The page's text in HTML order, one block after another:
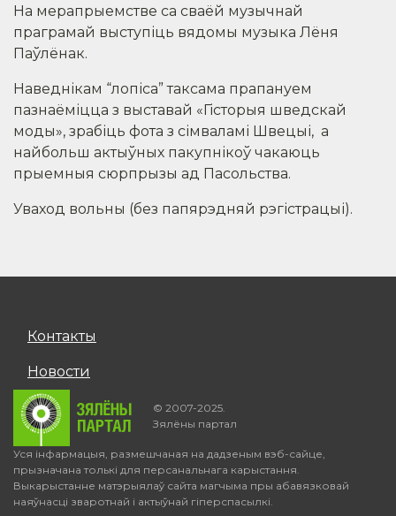
На мерапрыемстве са сваёй музычнай
праграмай выступіць вядомы музыка Лёня
Паўлёнак.
Наведнікам “лопіса” таксама прапануем
пазнаёміцца з выставай «Гісторыя шведскай
моды», зрабіць фота з сімваламі Швецыі, а
найбольш актыўных пакупнікоў чакаюць
прыемныя сюрпрызы ад Пасольства.
Уваход вольны (без папярэдняй рэгістрацыі).
Контакты
Новости
© 2007-2025.
Зялёны партал
Уся інфармацыя, размешчаная на дадзеным вэб-сайце,
прызначана толькі для персанальнага карыстання.
Выкарыстанне матэрыялаў сайта магчыма пры абавязковай
наяўнасці зваротнай і актыўнай гіперспасылкі.